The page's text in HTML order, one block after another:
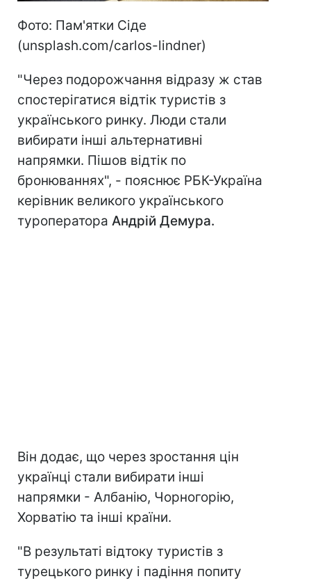
Фото: Пам'ятки Сіде
(unsplash.com/carlos-lindner)
"Через подорожчання відразу ж став
спостерігатися відтік туристів з
українського ринку. Люди стали
вибирати інші альтернативні
напрямки. Пішов відтік по
бронюваннях", - пояснює РБК-Україна
керівник великого українського
туроператора Андрій Демура.
Він додає, що через зростання цін
українці стали вибирати інші
напрямки - Албанію, Чорногорію,
Хорватію та інші країни.
"В результаті відтоку туристів з
турецького ринку і падіння попиту